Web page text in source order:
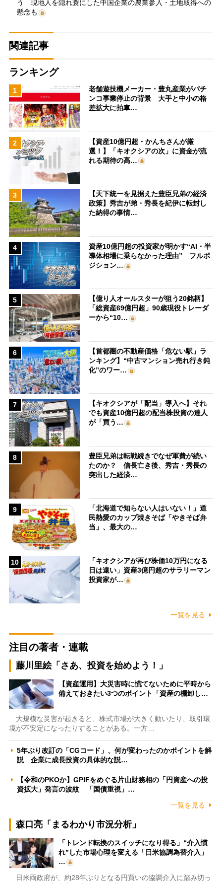
う 現地人を隠れ蓑にした中国企業の農業参入・土地取得への
懸念も
関連記事
ランキング
1
老舗遊技機メーカー・豊丸産業がパチ
ンコ事業停止の背景 大手と中小の格
差拡大に拍車…
2
【資産10億円超・かんちさんが厳
選！】「キオクシアの次」に資金が流
れる期待の高…
3
【天下統一を見据えた豊臣兄弟の経済
政策】秀吉が弟・秀長を紀伊に転封し
た納得の事情…
4
資産10億円超の投資家が明かす“AI・半
導体相場に乗らなかった理由” フルポ
ジション…
5
【億り人オールスターが狙う20銘柄】
「総資産69億円超」90歳現役トレーダ
ーから“10…
6
【首都圏の不動産価格「危ない駅」ラ
ンキング】“中古マンション売れ行き鈍
化”のワー…
7
【キオクシアが「配当」導入へ】それ
でも資産10億円超の配当株投資の達人
が「買う…
8
豊臣兄弟は転戦続きでなぜ軍費が続い
たのか？ 信長亡き後、秀吉・秀長の
突出した経済…
9
「北海道で知らない人はいない！」道
民熱愛のカップ焼きそば「やきそば弁
当」、最大の…
10
「キオクシアが再び株価10万円になる
日は遠い」資産3億円超のサラリーマン
投資家が…
一覧を見る
注目の著者・連載
藤川里絵「さあ、投資を始めよう！」
【資産運用】大災害時に慌てないために平時から
備えておきたい3つのポイント「資産の棚卸し…
大規模な災害が起きると、株式市場が大きく動いたり、取引環
境が不安定になったりすることがある。一方…
5年ぶり改訂の「CGコード」、何が変わったのかポイントを解
説 企業に成長投資の具体的な説…
【令和のPKOか】GPIFをめぐる片山財務相の「円資産への投
資拡大」発言の波紋 「国債重視」…
一覧を見る
森口亮「まるわかり市況分析」
「トレンド転換のスイッチになり得る」“介入慣
れ”した市場心理を変える「日米協調為替介入」
…
日米両政府が、約28年ぶりとなる円買いの協調介入に踏み切っ